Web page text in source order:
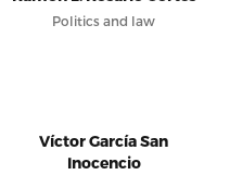
Politics and law
Víctor García San
Inocencio